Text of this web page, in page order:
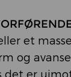
et
og
det er